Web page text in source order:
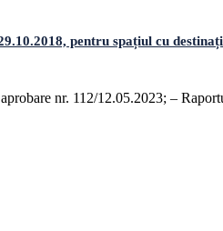
pentru spațiul cu
nr. 112/12.05.2023; –